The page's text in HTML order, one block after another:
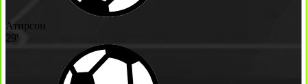
Атирсон
29'